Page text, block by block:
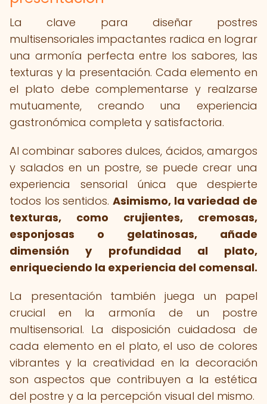
La clave para diseñar postres
multisensoriales impactantes radica en lograr
una armonía perfecta entre los sabores, las
texturas y la presentación. Cada elemento en
el plato debe complementarse y realzarse
mutuamente, creando una experiencia
gastronómica completa y satisfactoria.
Al combinar sabores dulces, ácidos, amargos
y salados en un postre, se puede crear una
experiencia sensorial única que despierte
todos los sentidos. Asimismo, la variedad de
texturas, como crujientes, cremosas,
esponjosas o gelatinosas, añade
dimensión y profundidad al plato,
enriqueciendo la experiencia del comensal.
La presentación también juega un papel
crucial en la armonía de un postre
multisensorial. La disposición cuidadosa de
cada elemento en el plato, el uso de colores
vibrantes y la creatividad en la decoración
son aspectos que contribuyen a la estética
del postre y a la percepción visual del mismo.